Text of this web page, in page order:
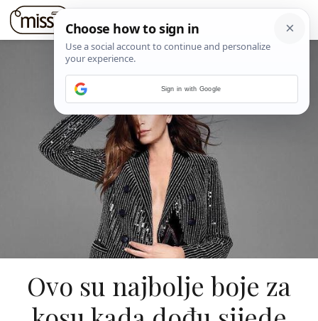
Ovo su najbolje boje za
Sign in with Google